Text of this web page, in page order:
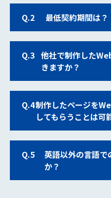
Q.2 最低契約期間は？
Q.3 他社で制作した
きますか？
Q.4制作したページを
してもらうことは可
Q.5
英語以外の言語で
か？